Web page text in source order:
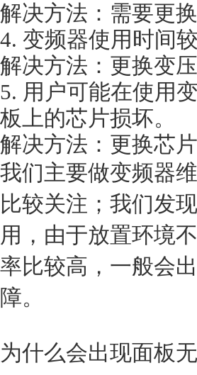
解决方法：需要更
4. 变频器使用时间
解决方法：更换变压
5. 用户可能在使用
板上的芯片损坏。
解决方法：更换芯片
我们主要做变频器
比较关注；我们发
用，由于放置环境
率比较高，一般会
障。
为什么会出现面板